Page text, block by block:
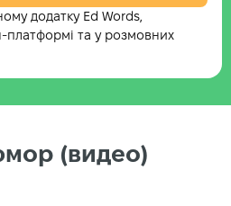
додатку Ed Words,
платформі та у розмовних
(видео)